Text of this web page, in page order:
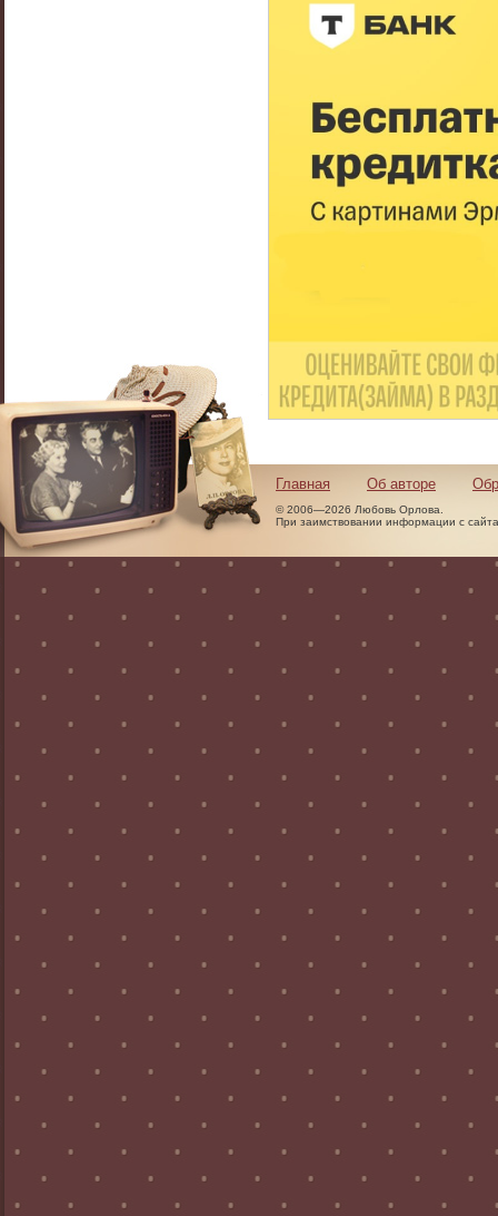
Главная Об авторе
© 2006—2026 Любовь Орлова.
При заимствовании информации с